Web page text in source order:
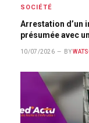
SOCIÉTÉ
Arrestation d’un
présumée avec
10/07/2026 BY